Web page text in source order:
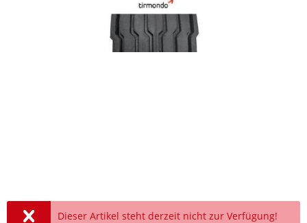
Dieser Artikel steht derzeit nicht zur Verfügung!